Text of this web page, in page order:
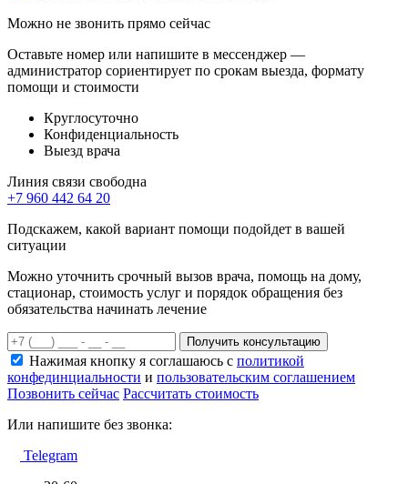
Можно не звонить прямо сейчас
Оставьте номер или напишите в мессенджер —
администратор сориентирует по срокам выезда, формату
помощи и стоимости
Круглосуточно
Конфиденциальность
Выезд врача
Линия связи свободна
+7 960 442 64 20
Подскажем, какой вариант помощи подойдет в вашей
ситуации
Можно уточнить срочный вызов врача, помощь на дому,
стационар, стоимость услуг и порядок обращения без
обязательства начинать лечение
Получить консультацию
Нажимая кнопку я соглашаюсь с политикой
конфединциальности и пользовательским соглашением
Позвонить сейчас Рассчитать стоимость
Или напишите без звонка:
Telegram